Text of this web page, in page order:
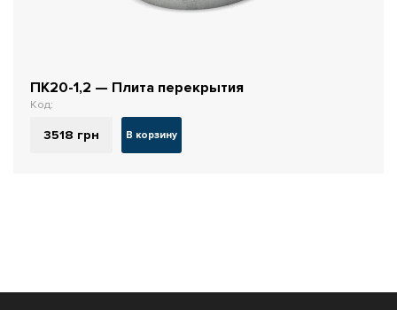
ПК20-1,2 — Плита перекрытия
Код:
3518 грн В корзину